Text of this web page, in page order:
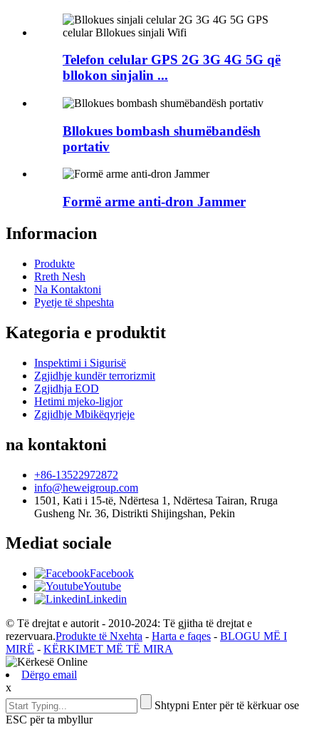
Telefon celular GPS 2G 3G 4G 5G që
bllokon sinjalin ...
Bllokues bombash shumëbandësh
portativ
Formë arme anti-dron Jammer
Informacion
Produkte
Rreth Nesh
Na Kontaktoni
Pyetje të shpeshta
Kategoria e produktit
Inspektimi i Sigurisë
Zgjidhje kundër terrorizmit
Zgjidhja EOD
Hetimi mjeko-ligjor
Zgjidhje Mbikëqyrjeje
na kontaktoni
+86-13522972872
info@heweigroup.com
1501, Kati i 15-të, Ndërtesa 1, Ndërtesa Tairan, Rruga
Gusheng Nr. 36, Distrikti Shijingshan, Pekin
Mediat sociale
Facebook
Youtube
Linkedin
© Të drejtat e autorit - 2010-2024: Të gjitha të drejtat e
rezervuara.Produkte të Nxehta - Harta e faqes - BLOGU MË I
MIRË - KËRKIMET MË TË MIRA
Dërgo email
x
Shtypni Enter për të kërkuar ose
ESC për ta mbyllur